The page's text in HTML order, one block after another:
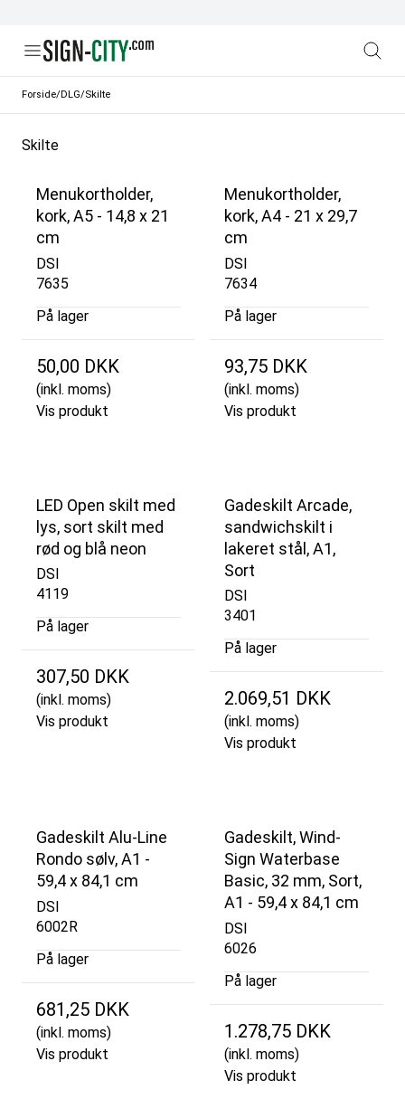
Forside/DLG/Skilte
Skilte
Menukortholder,
kork, A5 - 14,8 x 21
cm
DSI
7635
På lager
50,00 DKK
(inkl. moms)
Vis produkt
Menukortholder,
kork, A4 - 21 x 29,7
cm
DSI
7634
På lager
93,75 DKK
(inkl. moms)
Vis produkt
LED Open skilt med
lys, sort skilt med
rød og blå neon
DSI
4119
På lager
307,50 DKK
(inkl. moms)
Vis produkt
Gadeskilt Arcade,
sandwichskilt i
lakeret stål, A1,
Sort
DSI
3401
På lager
2.069,51 DKK
(inkl. moms)
Vis produkt
Gadeskilt Alu-Line
Rondo sølv, A1 -
59,4 x 84,1 cm
DSI
6002R
På lager
681,25 DKK
(inkl. moms)
Vis produkt
Gadeskilt, Wind-
Sign Waterbase
Basic, 32 mm, Sort,
A1 - 59,4 x 84,1 cm
DSI
6026
På lager
1.278,75 DKK
(inkl. moms)
Vis produkt